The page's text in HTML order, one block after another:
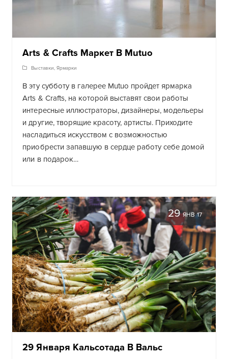
Arts & Crafts Маркет В Mutuo
Выставки, Ярмарки
В эту субботу в галерее Mutuo пройдет ярмарка
Arts & Crafts, на которой выставят свои работы
интересные иллюстраторы, дизайнеры, модельеры
и другие, творящие красоту, артисты. Приходите
насладиться искусством с возможностью
приобрести запавшую в сердце работу себе домой
или в подарок…
29ЯНВ 17
29 Января Кальсотада В Вальс